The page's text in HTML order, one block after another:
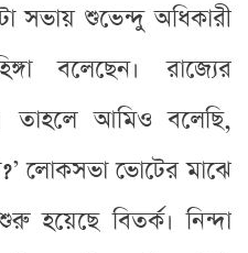
সভায় শুভেন্দু অধিকারী
বলেছেন। রাজ্যের
তাহলে আমিও বলেছি,
লোকসভা ভোটের মাঝে
হয়েছে বিতর্ক। নিন্দা